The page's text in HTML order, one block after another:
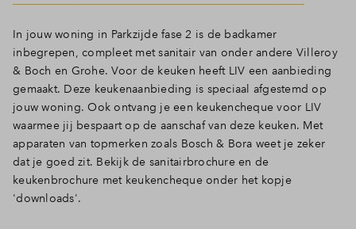
In jouw woning in Parkzijde fase 2 is de badkamer
inbegrepen, compleet met sanitair van onder andere Villeroy
& Boch en Grohe. Voor de keuken heeft LIV een aanbieding
gemaakt. Deze keukenaanbieding is speciaal afgestemd op
jouw woning. Ook ontvang je een keukencheque voor LIV
waarmee jij bespaart op de aanschaf van deze keuken. Met
apparaten van topmerken zoals Bosch & Bora weet je zeker
dat je goed zit. Bekijk de sanitairbrochure en de
keukenbrochure met keukencheque onder het kopje
'downloads'.